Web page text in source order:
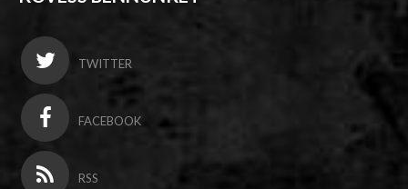
TWITTER
FACEBOOK
RSS